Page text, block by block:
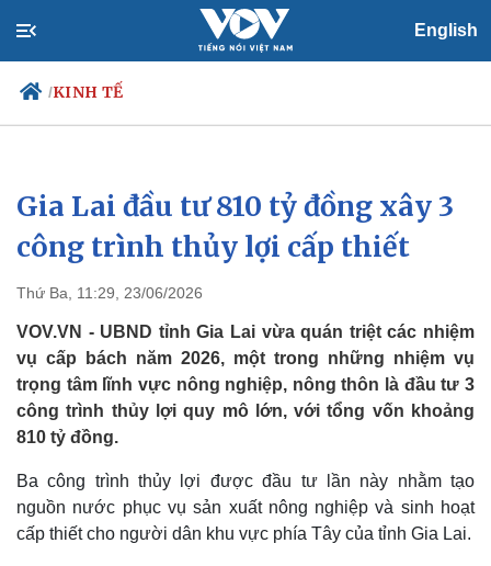
English
/KINH TẾ
Chính trị
Đảng
Tổ chức nhân sự
Nhận diện sự thật
Xã hội
Tin 24h
Dự báo thời tiết
Việc làm
Biển đảo
Gia Lai đầu tư 810 tỷ đồng xây 3
công trình thủy lợi cấp thiết
Thứ Ba, 11:29, 23/06/2026
VOV.VN - UBND tỉnh Gia Lai vừa quán triệt các nhiệm
vụ cấp bách năm 2026, một trong những nhiệm vụ
trọng tâm lĩnh vực nông nghiệp, nông thôn là đầu tư 3
công trình thủy lợi quy mô lớn, với tổng vốn khoảng
810 tỷ đồng.
Ba công trình thủy lợi được đầu tư lần này nhằm tạo
nguồn nước phục vụ sản xuất nông nghiệp và sinh hoạt
cấp thiết cho người dân khu vực phía Tây của tỉnh Gia Lai.